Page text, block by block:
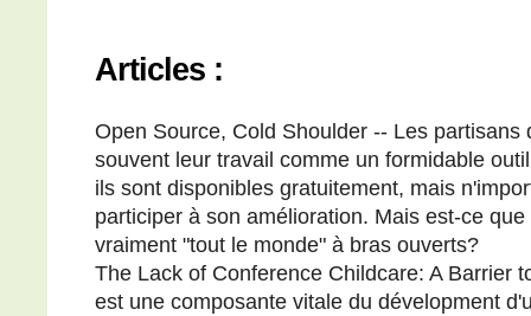
Articles :
Open Source, Cold Shoulder -- Les partisans
souvent leur travail comme un formidable
ils sont disponibles gratuitement, mais
participer à son amélioration. Mais est-ce
vraiment "tout le monde" à bras ouverts?
The Lack of Conference Childcare: A Barrier
est une composante vitale du dévelopment